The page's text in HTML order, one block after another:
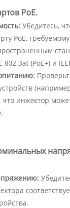
PoE.
Убедитесь,
PoE,
802.3at (PoE+) и
что инжектор